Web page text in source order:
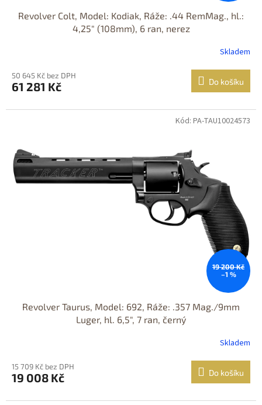
Revolver Colt, Model: Kodiak, Ráže: .44 RemMag., hl.:
4,25" (108mm), 6 ran, nerez
Skladem
50 645 Kč bez DPH
61 281 Kč Do košíku
ZDARMA
19 200 Kč
–1 %
Revolver Taurus, Model: 692, Ráže: .357 Mag./9mm
Luger, hl. 6,5", 7 ran, černý
Skladem
15 709 Kč bez DPH
19 008 Kč Do košíku
Kód: PA-TAU10024573